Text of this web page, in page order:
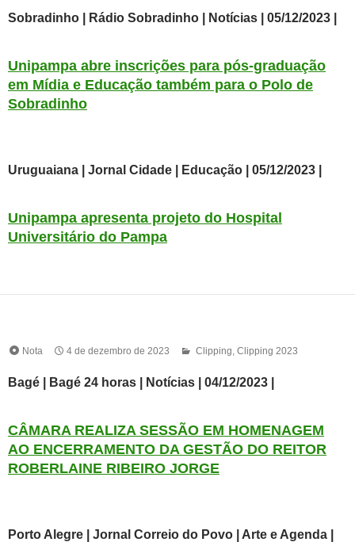
Sobradinho | Rádio Sobradinho | Notícias | 05/12/2023 |
Unipampa abre inscrições para pós-graduação
em Mídia e Educação também para o Polo de
Sobradinho
Uruguaiana | Jornal Cidade | Educação | 05/12/2023 |
Unipampa apresenta projeto do Hospital
Universitário do Pampa
Nota 4 de dezembro de 2023 Clipping Clipping 2023
Bagé | Bagé 24 horas | Notícias | 04/12/2023 |
CÂMARA REALIZA SESSÃO EM HOMENAGEM
AO ENCERRAMENTO DA GESTÃO DO REITOR
ROBERLAINE RIBEIRO JORGE
Porto Alegre | Jornal Correio do Povo | Arte e Agenda |